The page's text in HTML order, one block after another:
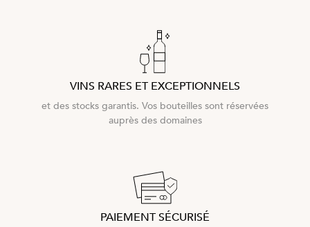
VINS RARES ET EXCEPTIONNELS
et des stocks garantis. Vos bouteilles sont réservées
auprès des domaines
PAIEMENT SÉCURISÉ